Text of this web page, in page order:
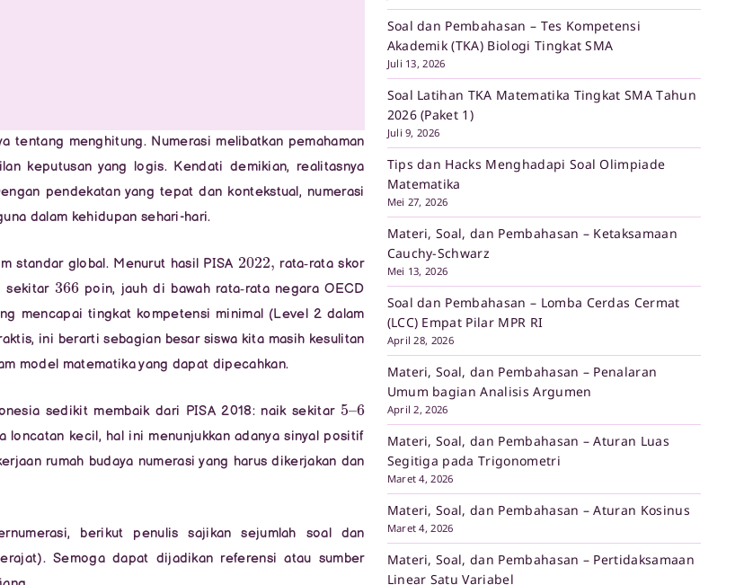
tentang menghitung. Numerasi melibatkan pemahaman
keputusan yang logis. Kendati demikian, realitasnya
pendekatan yang tepat dan kontekstual, numerasi
dalam kehidupan sehari-hari.
standar global. Menurut hasil PISA
2022
rata‑rata skor
sekitar
366
poin, jauh di bawah rata‑rata negara OECD
mencapai tingkat kompetensi minimal (Level 2 dalam
ini berarti sebagian besar siswa kita masih kesulitan
model matematika yang dapat dipecahkan.
sedikit membaik dari PISA 2018: naik sekitar
5 –
6
kecil, hal ini menunjukkan adanya sinyal positif
rumah budaya numerasi yang harus dikerjakan dan
berikut penulis sajikan sejumlah soal dan
Semoga dapat dijadikan referensi atau sumber
Soal dan Pembahasan – Tes Kompetensi
Akademik (TKA) Biologi Tingkat SMA
Juli 13, 2026
Soal Latihan TKA Matematika Tingkat SMA Tahun
2026 (Paket 1)
Juli 9, 2026
Tips dan Hacks Menghadapi Soal Olimpiade
Matematika
Mei 27, 2026
Materi, Soal, dan Pembahasan – Ketaksamaan
Cauchy-Schwarz
Mei 13, 2026
Soal dan Pembahasan – Lomba Cerdas Cermat
(LCC) Empat Pilar MPR RI
April 28, 2026
Materi, Soal, dan Pembahasan – Penalaran
Umum bagian Analisis Argumen
April 2, 2026
Materi, Soal, dan Pembahasan – Aturan Luas
Segitiga pada Trigonometri
Maret 4, 2026
Materi, Soal, dan Pembahasan – Aturan Kosinus
Maret 4, 2026
Materi, Soal, dan Pembahasan – Pertidaksamaan
Linear Satu Variabel